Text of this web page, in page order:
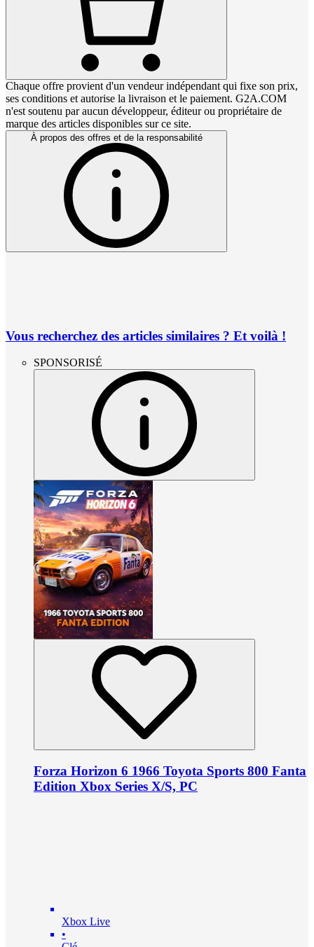
Chaque offre provient d'un vendeur indépendant qui fixe son prix,
ses conditions et autorise la livraison et le paiement. G2A.COM
n'est soutenu par aucun développeur, éditeur ou propriétaire de
marque des articles disponibles sur ce site.
À propos des offres et de la responsabilité
Vous recherchez des articles similaires ? Et voilà !
SPONSORISÉ
Forza Horizon 6 1966 Toyota Sports 800 Fanta
Edition Xbox Series X/S, PC
Xbox Live
•